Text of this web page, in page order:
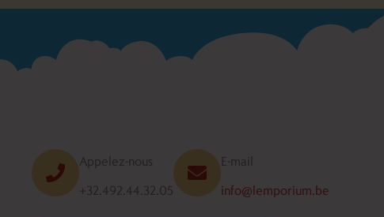
Appelez-nous
+32.492.44.32.05
E-mail
info@lemporium.be